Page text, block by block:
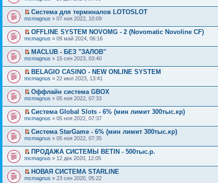
Система для терминалов LOTOSLOT
mcmagnus » 07 ноя 2022, 10:09
OFFLINE SYSTEM NOVOMG - 2 (Novomatic Novoline CF)
mcmagnus » 09 май 2024, 06:16
MACLUB - БЕЗ "ЗАЛОВ"
mcmagnus » 15 сен 2023, 03:40
BELAGIO CASINO - NEW ONLINE SYSTEM
mcmagnus » 22 июл 2023, 13:41
Оффлайн система GBOX
mcmagnus » 05 ноя 2022, 07:33
Система Global Slots - 6% (мин лимит 300тыс.кр)
mcmagnus » 05 ноя 2022, 07:37
Система StarGame - 6% (мин лимит 300тыс.кр)
mcmagnus » 05 ноя 2022, 07:35
ПРОДАЖА СИСТЕМЫ BETIN - 500тыc.р.
mcmagnus » 12 дек 2020, 12:05
НОВАЯ СИСТЕМА STARLINE
mcmagnus » 23 сен 2020, 05:22